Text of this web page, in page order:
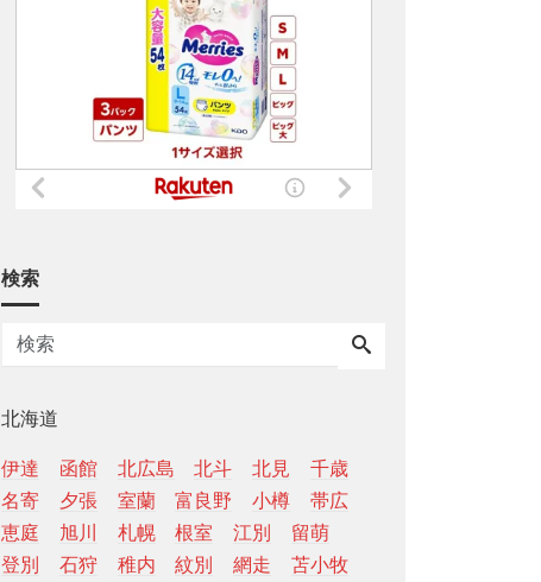
検索
北海道
伊達 函館 北広島 北斗 北見
千歳
名寄
夕張 室蘭 富良野 小樽
帯広
恵庭
旭川 札幌 根室 江別
留萌
登別
石狩 稚内 紋別 網走
苫小牧